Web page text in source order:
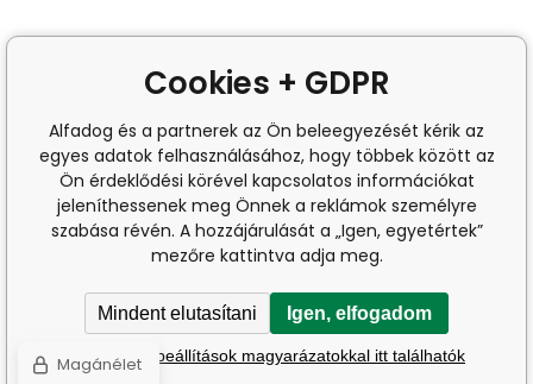
Cookies + GDPR
Alfadog és a partnerek az Ön beleegyezését kérik az
egyes adatok felhasználásához, hogy többek között az
Ön érdeklődési körével kapcsolatos információkat
jeleníthessenek meg Önnek a reklámok személyre
szabása révén. A hozzájárulását a „Igen, egyetértek”
mezőre kattintva adja meg.
Mindent elutasítani Igen, elfogadom
A részletes beállítások magyarázatokkal itt találhatók
Magánélet